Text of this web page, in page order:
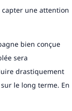
capter une attention
bien conçue
sera
drastiquement
le long terme. En